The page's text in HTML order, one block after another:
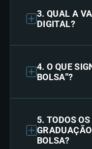
3. QUAL A
DIGITAL?
4. O QUE
BOLSA”?
5. TODOS
BOLSA?